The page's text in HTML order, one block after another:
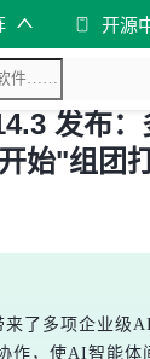
开源
发布：
始"组团
了多项企业级
作，使AI智能体